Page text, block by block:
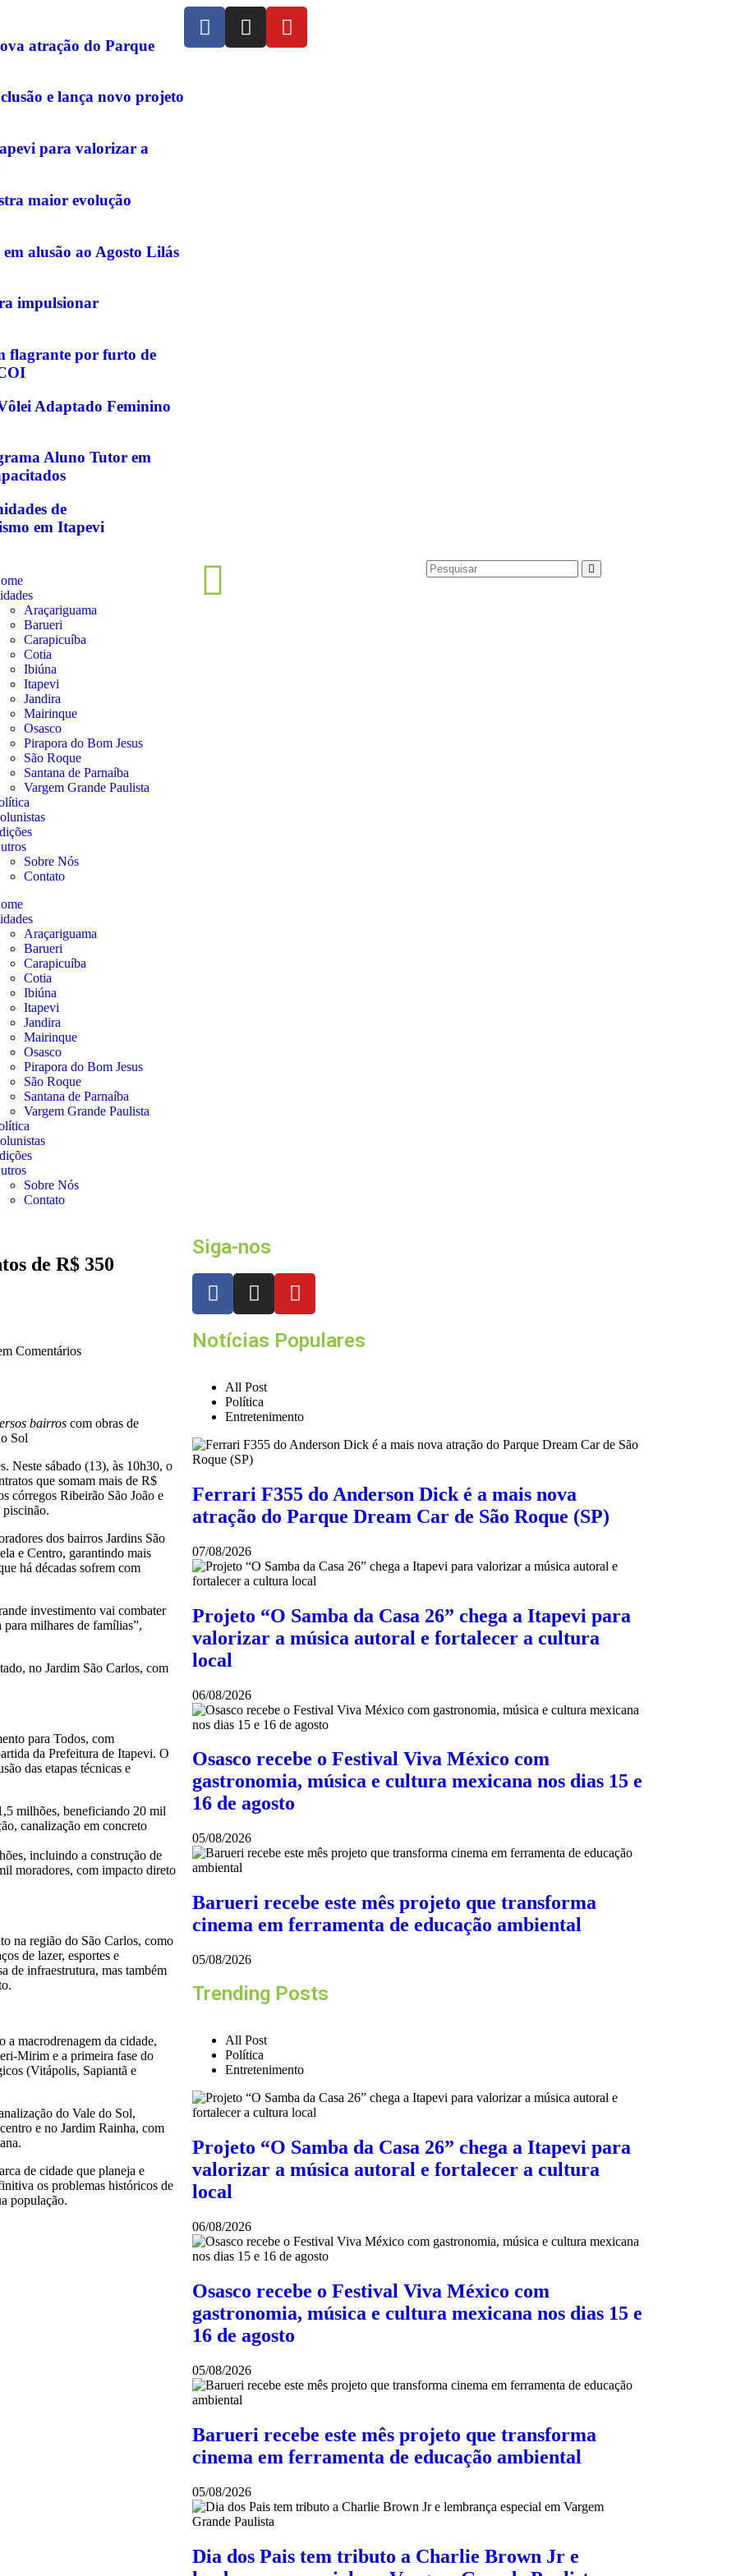
atração do Parque
e lança novo projeto
para valorizar a
maior evolução
alusão ao Agosto Lilás
impulsionar
flagrante por furto de
Adaptado Feminino
Aluno Tutor em
de
em Itapevi
Araçariguama
Barueri
Carapicuíba
Cotia
Ibiúna
Itapevi
Jandira
Mairinque
Osasco
Pirapora do Bom Jesus
São Roque
Santana de Parnaíba
Vargem Grande Paulista
Sobre Nós
Contato
Araçariguama
Barueri
Carapicuíba
Cotia
Ibiúna
Itapevi
Jandira
Mairinque
Osasco
Pirapora do Bom Jesus
São Roque
Santana de Parnaíba
Vargem Grande Paulista
Sobre Nós
Contato
de R$ 350
Comentários
bairros com obras de
Sol
Neste sábado (13), às 10h30, o
que somam mais de R$
córregos Ribeirão São João e
piscinão.
dos bairros Jardins São
e Centro, garantindo mais
há décadas sofrem com
investimento vai combater
para milhares de famílias”,
no Jardim São Carlos, com
para Todos, com
da Prefeitura de Itapevi. O
das etapas técnicas e
milhões, beneficiando 20 mil
canalização em concreto
incluindo a construção de
moradores, com impacto direto
na região do São Carlos, como
de lazer, esportes e
de infraestrutura, mas também
a macrodrenagem da cidade,
Mirim e a primeira fase do
(Vitápolis, Sapiantã e
do Vale do Sol,
e no Jardim Rainha, com
de cidade que planeja e
os problemas históricos de
população.
Siga-nos
Notícias Populares
All Post
Política
Entretenimento
Ferrari F355 do Anderson Dick é a mais nova
atração do Parque Dream Car de São Roque (SP)
07/08/2026
Projeto “O Samba da Casa 26” chega a Itapevi para
valorizar a música autoral e fortalecer a cultura
local
06/08/2026
Osasco recebe o Festival Viva México com
gastronomia, música e cultura mexicana nos dias 15 e
16 de agosto
05/08/2026
Barueri recebe este mês projeto que transforma
cinema em ferramenta de educação ambiental
05/08/2026
Trending Posts
All Post
Política
Entretenimento
Projeto “O Samba da Casa 26” chega a Itapevi para
valorizar a música autoral e fortalecer a cultura
local
06/08/2026
Osasco recebe o Festival Viva México com
gastronomia, música e cultura mexicana nos dias 15 e
16 de agosto
05/08/2026
Barueri recebe este mês projeto que transforma
cinema em ferramenta de educação ambiental
05/08/2026
Dia dos Pais tem tributo a Charlie Brown Jr e